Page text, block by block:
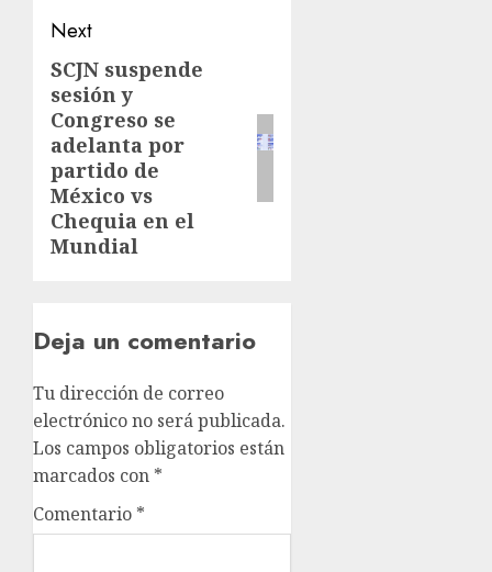
Next
SCJN suspende
sesión y
Congreso se
adelanta por
partido de
México vs
Chequia en el
Mundial
Deja un comentario
Tu dirección de correo
electrónico no será publicada.
Los campos obligatorios están
marcados con *
Comentario *